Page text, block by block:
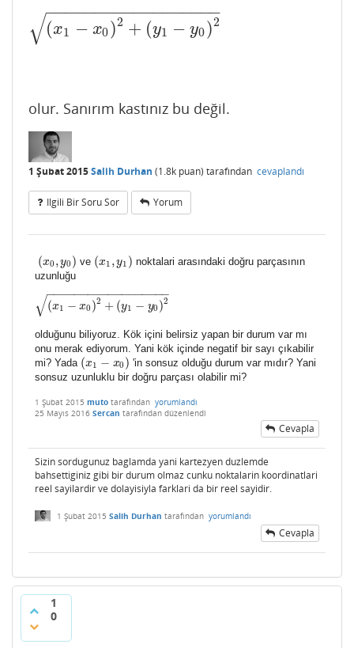
(x1 − x0)2 + (y1 − y0)2
− −
−−−−−−−−−−−−−−−−
√ x1−x0)2+(y1−y0 )2
olur. Sanırım kastınız bu değil.
1 Şubat 2015Salih Durhan (1.8k puan) tarafından cevaplandı
Ilgili Bir Soru Sor Yorum
(x0 ,y0 )
(x0, y0) ve (x1 ,y1 )
(x1, y1)
noktalari arasındaki doğru parçasının
uzunluğu
(x1 − x0 )2 + (y1 − y0 )2
− −
−−−−−−−−−−−−−−−−
√ (x 1−x0 )2+(y 1−y 0)2
olduğunu biliyoruz. Kök içini belirsiz yapan bir durum var mı
onu merak ediyorum. Yani kök içinde negatif bir sayı çıkabilir
mi? Yada (x1 − x0 )
(x1− x0 )
'in sonsuz olduğu durum var mıdır? Yani
sonsuz uzunluklu bir doğru parçası olabilir mi?
1 Şubat 2015 muto tarafından yorumlandı
25 Mayıs 2016 Sercan tarafından düzenlendi
Cevapla
Sizin sordugunuz baglamda yani kartezyen duzlemde
bahsettiginiz gibi bir durum olmaz cunku noktalarin koordinatlari
reel sayilardir ve dolayisiyla farklari da bir reel sayidir.
1 Şubat 2015 Salih Durhan tarafından yorumlandı
Cevapla
1
0